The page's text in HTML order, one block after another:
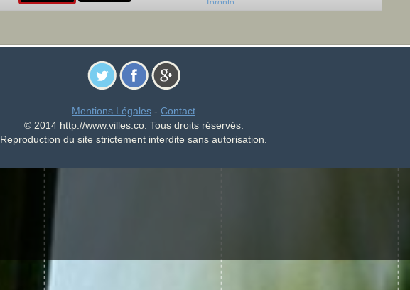
Mentions Légales - Contact
© 2014 http://www.villes.co. Tous droits réservés.
Reproduction du site strictement interdite sans autorisation.